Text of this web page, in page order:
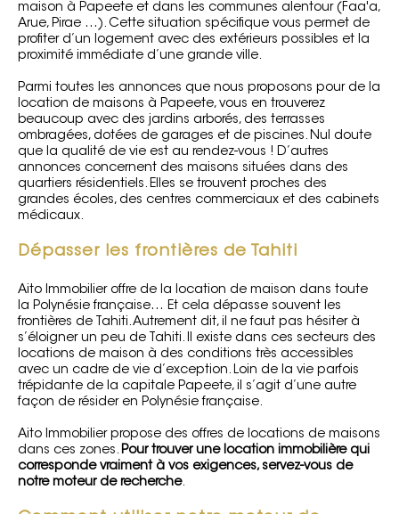
maison à Papeete et dans les communes alentour (Faa'a,
Arue, Pirae …). Cette situation spécifique vous permet de
profiter d’un logement avec des extérieurs possibles et la
proximité immédiate d’une grande ville.
Parmi toutes les annonces que nous proposons pour de la
location de maisons à Papeete, vous en trouverez
beaucoup avec des jardins arborés, des terrasses
ombragées, dotées de garages et de piscines. Nul doute
que la qualité de vie est au rendez-vous ! D’autres
annonces concernent des maisons situées dans des
quartiers résidentiels. Elles se trouvent proches des
grandes écoles, des centres commerciaux et des cabinets
médicaux.
Dépasser les frontières de Tahiti
Aito Immobilier offre de la location de maison dans toute
la Polynésie française… Et cela dépasse souvent les
frontières de Tahiti. Autrement dit, il ne faut pas hésiter à
s’éloigner un peu de Tahiti. Il existe dans ces secteurs des
locations de maison à des conditions très accessibles
avec un cadre de vie d’exception. Loin de la vie parfois
trépidante de la capitale Papeete, il s’agit d’une autre
façon de résider en Polynésie française.
Aito Immobilier propose des offres de locations de maisons
dans ces zones. Pour trouver une location immobilière qui
corresponde vraiment à vos exigences, servez-vous de
notre moteur de recherche.